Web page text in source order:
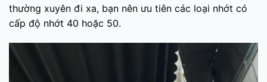
thường xuyên đi xa, bạn nên ưu tiên các loại nhớt có
cấp độ nhớt 40 hoặc 50.